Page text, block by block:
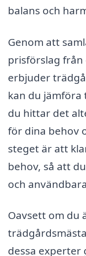
balans och
Genom att
prisförslag
erbjuder
kan du jämföra
du hittar det
för dina behov
steget är att
behov, så att
och
Oavsett om du
dessa experter